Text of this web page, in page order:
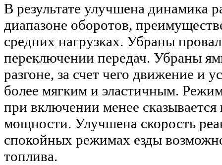
В результате улучшена динамика
диапазоне оборотов,
средних нагрузках. Убраны
переключении передач. Убраны
разгоне, за счет чего движение и
более мягким и эластичным.
при включении менее сказывается
мощности. Улучшена скорость
спокойных режимах езды
топлива.